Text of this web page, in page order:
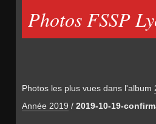
Photos FSSP
Photos les plus vues dans l'album
Année 2019 / 2019-10-19-